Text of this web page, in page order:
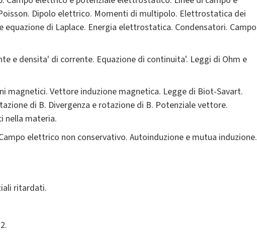
Dipolo elettrico. Momenti di multipolo. Elettrostatica dei
di Laplace. Energia elettrostatica. Condensatori. Campo
e densita' di corrente. Equazione di continuita'. Leggi di Ohm e
magnetici. Vettore induzione magnetica. Legge di Biot-Savart.
di B. Divergenza e rotazione di B. Potenziale vettore.
nella materia.
elettrico non conservativo. Autoinduzione e mutua induzione.
ritardati.